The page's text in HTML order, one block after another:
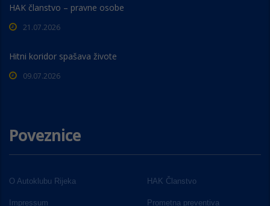
HAK članstvo – pravne osobe
21.07.2026
Hitni koridor spašava živote
09.07.2026
Poveznice
O Autoklubu Rijeka HAK Članstvo
Impressum Prometna preventiva